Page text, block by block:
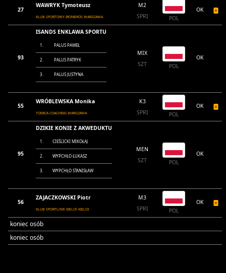
27
WAWRYK Tymoteusz
KLUB SPORTOWY IRONBROS WARSZAWA
M2
SPRI
POL
OK
93
ISANDS ENKLAWA SPORTU
1. PALUS PAWEŁ
2. PALUS PATRYK
3. PALUS JUSTYNA
MIX
SZT
POL
OK
55
WRÓBLEWSKA Monika
TOMICA COACHING WARSZAWA
K3
SPRI
POL
OK
95
DZIKIE KONIE Z AKWEDUKTU
1. CIEŚLICKI MIKOŁAJ
2. WYPCHŁO ŁUKASZ
3. WYPCHŁO STANISŁAW
MEN
SZT
POL
OK
56
ZAJACZKOWSKI Piotr
KLUB SPORTLOVE KIELCE KIELCE
M3
SPRI
POL
OK
koniec osób
koniec osób